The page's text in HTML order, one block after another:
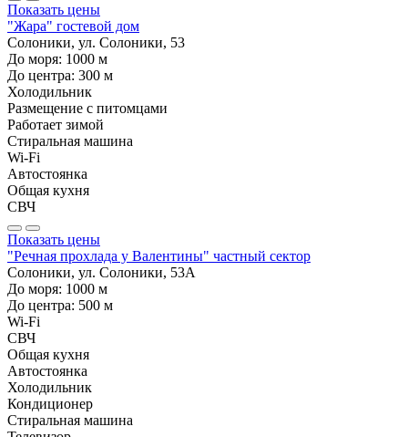
Показать цены
"Жара" гостевой дом
Солоники, ул. Солоники, 53
До моря: 1000 м
До центра: 300 м
Холодильник
Размещение с питомцами
Работает зимой
Стиральная машина
Wi-Fi
Автостоянка
Общая кухня
СВЧ
Показать цены
"Речная прохлада у Валентины" частный сектор
Солоники, ул. Солоники, 53А
До моря: 1000 м
До центра: 500 м
Wi-Fi
СВЧ
Общая кухня
Автостоянка
Холодильник
Кондиционер
Стиральная машина